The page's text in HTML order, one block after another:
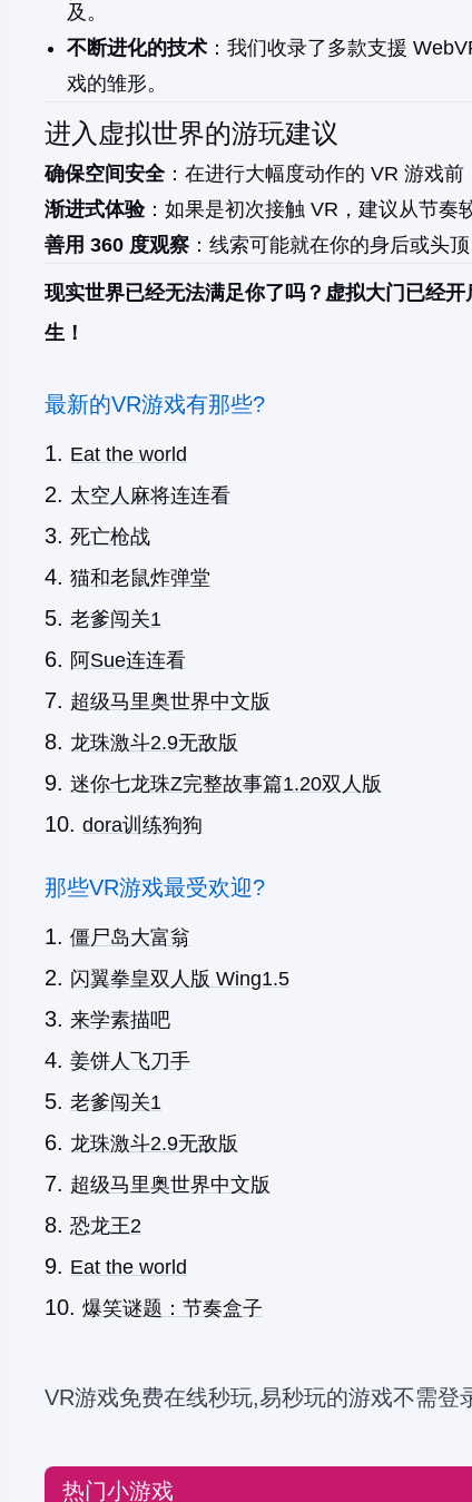
及。
不断进化的技术 ：我们收录了多款支援
戏的雏形。
进入虚拟世界的游玩建议
确保空间安全：在进行大幅度动作的 VR 游戏前
渐进式体验：如果是初次接触 VR，建议从节奏
善用 360 度观察 ：线索可能就在你的身后或头
现实世界已经无法满足你了吗？虚拟大门已经
生！
最新的VR游戏有那些?
Eat the world
太空人麻将连连看
死亡枪战
猫和老鼠炸弹堂
老爹闯关1
阿Sue连连看
超级马里奥世界中文版
龙珠激斗2.9无敌版
迷你七龙珠Z完整故事篇1.20双人版
dora训练狗狗
那些VR游戏最受欢迎?
僵尸岛大富翁
闪翼拳皇双人版 Wing1.5
来学素描吧
姜饼人飞刀手
老爹闯关1
龙珠激斗2.9无敌版
超级马里奥世界中文版
恐龙王2
Eat the world
爆笑谜题：节奏盒子
VR游戏免费在线秒玩,易秒玩的游戏不需登
热门小游戏